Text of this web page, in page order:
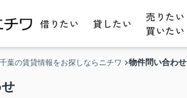
借りたい 貸したい
売りたい
買いたい
葉の賃貸情報をお探しならニチワ 物件問い合わせ